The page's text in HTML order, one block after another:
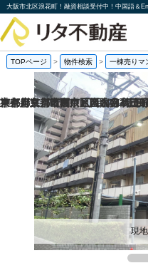
TOPページ > 物件検索 > 一棟売りマ
現
京都府京都市西京区嵐山谷ケ辻
京都府京都市右京区西院南高田
東京都文京区関口1丁目の1棟売
神奈川県川崎市中原区木月3丁